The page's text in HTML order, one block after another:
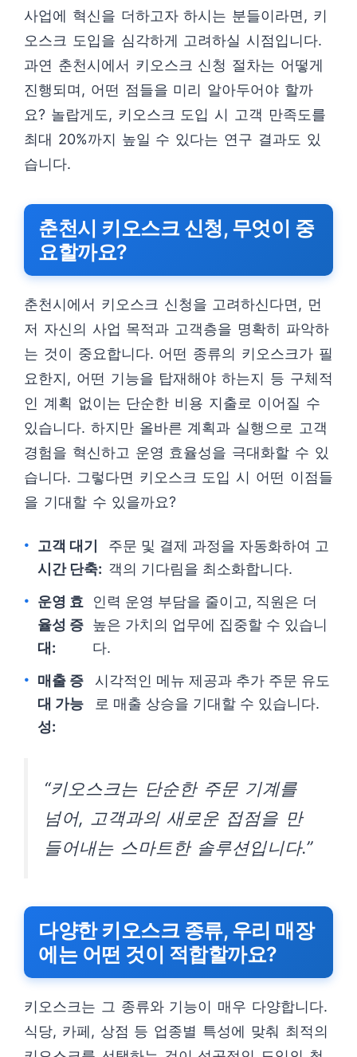
사업에 혁신을 더하고자 하시는 분들이라면, 키
오스크 도입을 심각하게 고려하실 시점입니다.
과연 춘천시에서 키오스크 신청 절차는 어떻게
진행되며, 어떤 점들을 미리 알아두어야 할까
요? 놀랍게도, 키오스크 도입 시 고객 만족도를
최대 20%까지 높일 수 있다는 연구 결과도 있
습니다.
춘천시 키오스크 신청, 무엇이 중
요할까요?
춘천시에서 키오스크 신청을 고려하신다면, 먼
저 자신의 사업 목적과 고객층을 명확히 파악하
는 것이 중요합니다. 어떤 종류의 키오스크가 필
요한지, 어떤 기능을 탑재해야 하는지 등 구체적
인 계획 없이는 단순한 비용 지출로 이어질 수
있습니다. 하지만 올바른 계획과 실행으로 고객
경험을 혁신하고 운영 효율성을 극대화할 수 있
습니다. 그렇다면 키오스크 도입 시 어떤 이점들
을 기대할 수 있을까요?
고객 대기
시간 단축:
주문 및 결제 과정을 자동화하여 고
객의 기다림을 최소화합니다.
운영 효
율성 증
대:
인력 운영 부담을 줄이고, 직원은 더
높은 가치의 업무에 집중할 수 있습니
다.
매출 증
대 가능
성:
시각적인 메뉴 제공과 추가 주문 유도
로 매출 상승을 기대할 수 있습니다.
“키오스크는 단순한 주문 기계를
넘어, 고객과의 새로운 접점을 만
들어내는 스마트한 솔루션입니다.”
다양한 키오스크 종류, 우리 매장
에는 어떤 것이 적합할까요?
키오스크는 그 종류와 기능이 매우 다양합니다.
식당, 카페, 상점 등 업종별 특성에 맞춰 최적의